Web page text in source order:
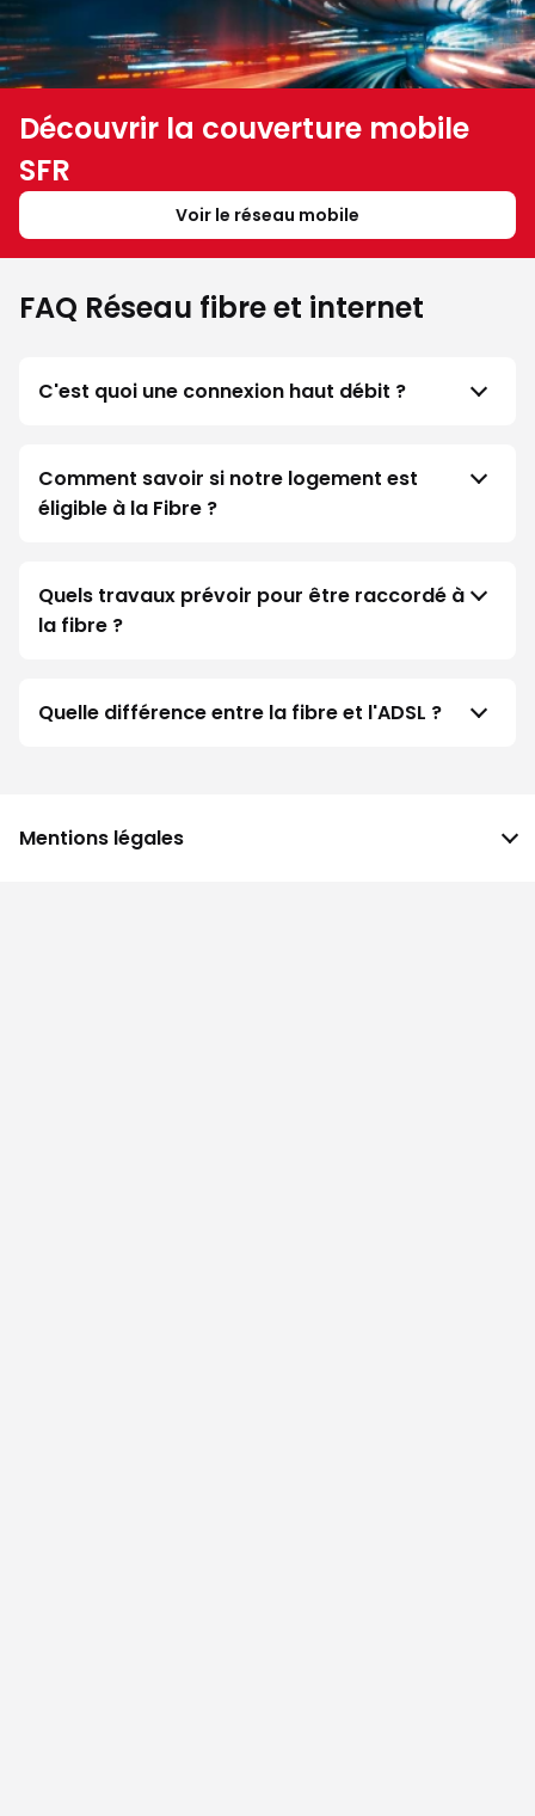
Découvrir la couverture mobile
SFR
Voir le réseau mobile
FAQ Réseau fibre et internet
C'est quoi une connexion haut débit ?
Comment savoir si notre logement est
éligible à la Fibre ?
Quels travaux prévoir pour être raccordé à
la fibre ?
Quelle différence entre la fibre et l'ADSL ?
Mentions légales